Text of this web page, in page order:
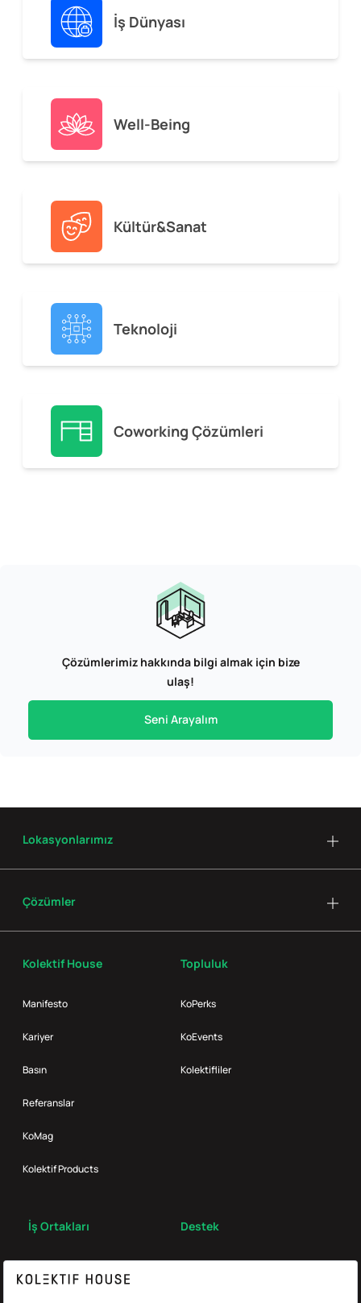
İş Dünyası
Well-Being
Kültür&Sanat
Teknoloji
Coworking Çözümleri
Çözümlerimiz hakkında bilgi almak için bize
ulaş!
Seni Arayalım
Kolektif House
Manifesto
Kariyer
Basın
Referanslar
KoMag
Kolektif Products
Topluluk
KoPerks
KoEvents
Kolektifliler
İş Ortakları Destek
Lokasyonlarımız
Çözümler